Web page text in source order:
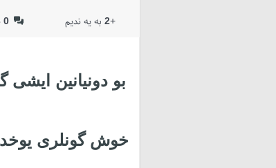
+
2 به یه ندیم 0
بو دونیانین ایشی
خوش گونلری